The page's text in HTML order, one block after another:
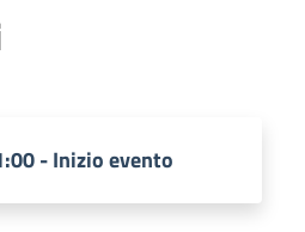
- Inizio evento